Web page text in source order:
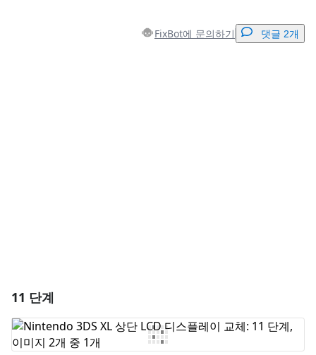
FixBot에 문의하기 댓글 2개
11 단계